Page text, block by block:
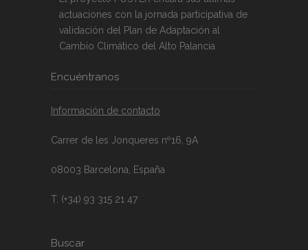
actuaciones con la jornada participativa de
validación del Plan de Adaptación al
Cambio Climático del Alto Palancia
Encuéntranos
Información de contacto
Carrer de les Jonqueres nº16, 9A
08003 Barcelona, España
T. (+34) 93 315 21 47
Buscar